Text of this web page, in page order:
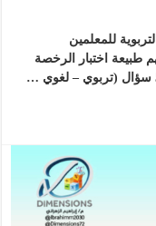
قياس التربوية للمعلمين
طبيعة اختبار الرخصة